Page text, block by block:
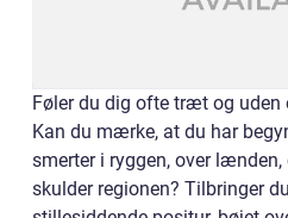
Føler du dig ofte træt og uden
Kan du mærke, at du har
smerter i ryggen, over
skulder regionen? Tilbringer